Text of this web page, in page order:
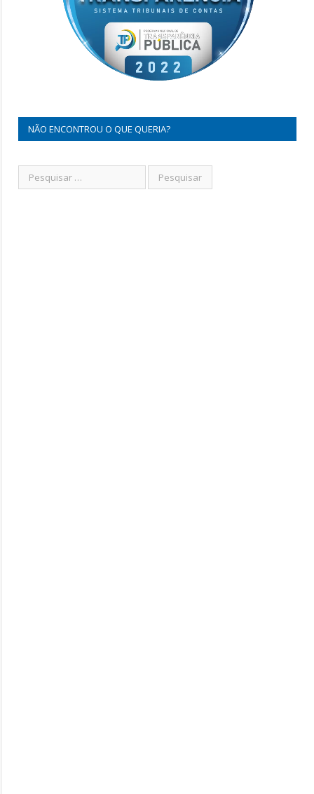
NÃO ENCONTROU O QUE QUERIA?